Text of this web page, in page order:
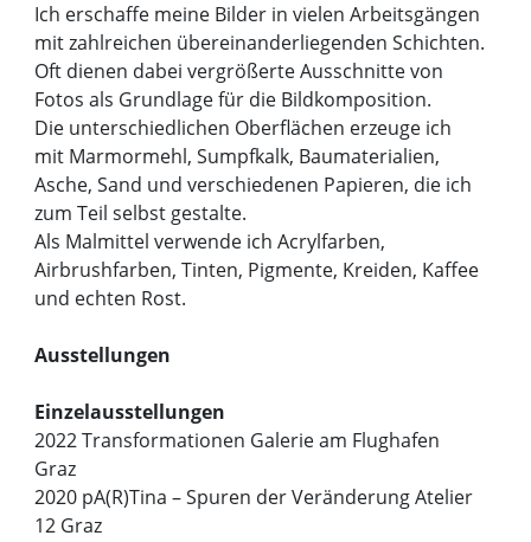
Ich erschaffe meine Bilder in vielen Arbeitsgängen
mit zahlreichen übereinanderliegenden Schichten.
Oft dienen dabei vergrößerte Ausschnitte von
Fotos als Grundlage für die Bildkomposition.
Die unterschiedlichen Oberflächen erzeuge ich
mit Marmormehl, Sumpfkalk, Baumaterialien,
Asche, Sand und verschiedenen Papieren, die ich
zum Teil selbst gestalte.
Als Malmittel verwende ich Acrylfarben,
Airbrushfarben, Tinten, Pigmente, Kreiden, Kaffee
und echten Rost.
Ausstellungen
Einzelausstellungen
2022 Transformationen Galerie am Flughafen
Graz
2020 pA(R)Tina – Spuren der Veränderung Atelier
12 Graz